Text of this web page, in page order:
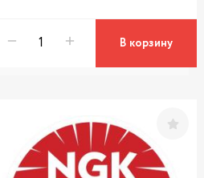
В корзину